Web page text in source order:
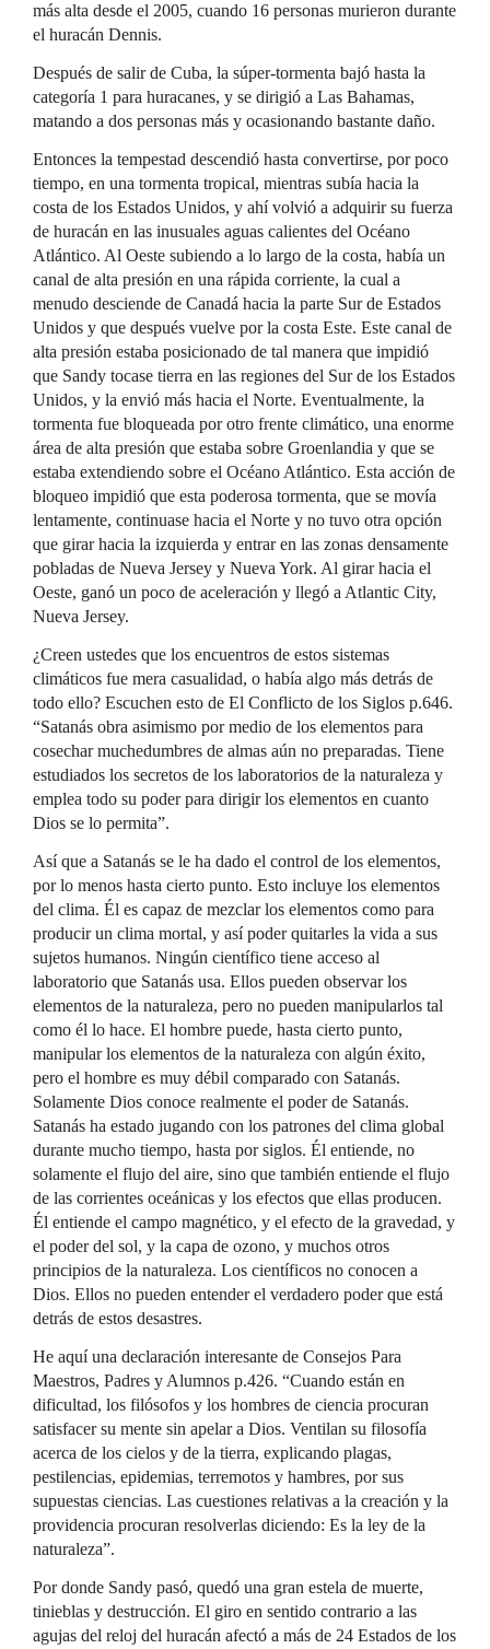
más alta desde el 2005, cuando 16 personas murieron durante
el huracán Dennis.
Después de salir de Cuba, la súper-tormenta bajó hasta la
categoría 1 para huracanes, y se dirigió a Las Bahamas,
matando a dos personas más y ocasionando bastante daño.
Entonces la tempestad descendió hasta convertirse, por poco
tiempo, en una tormenta tropical, mientras subía hacia la
costa de los Estados Unidos, y ahí volvió a adquirir su fuerza
de huracán en las inusuales aguas calientes del Océano
Atlántico. Al Oeste subiendo a lo largo de la costa, había un
canal de alta presión en una rápida corriente, la cual a
menudo desciende de Canadá hacia la parte Sur de Estados
Unidos y que después vuelve por la costa Este. Este canal de
alta presión estaba posicionado de tal manera que impidió
que Sandy tocase tierra en las regiones del Sur de los Estados
Unidos, y la envió más hacia el Norte. Eventualmente, la
tormenta fue bloqueada por otro frente climático, una enorme
área de alta presión que estaba sobre Groenlandia y que se
estaba extendiendo sobre el Océano Atlántico. Esta acción de
bloqueo impidió que esta poderosa tormenta, que se movía
lentamente, continuase hacia el Norte y no tuvo otra opción
que girar hacia la izquierda y entrar en las zonas densamente
pobladas de Nueva Jersey y Nueva York. Al girar hacia el
Oeste, ganó un poco de aceleración y llegó a Atlantic City,
Nueva Jersey.
¿Creen ustedes que los encuentros de estos sistemas
climáticos fue mera casualidad, o había algo más detrás de
todo ello? Escuchen esto de El Conflicto de los Siglos p.646.
“Satanás obra asimismo por medio de los elementos para
cosechar muchedumbres de almas aún no preparadas. Tiene
estudiados los secretos de los laboratorios de la naturaleza y
emplea todo su poder para dirigir los elementos en cuanto
Dios se lo permita”.
Así que a Satanás se le ha dado el control de los elementos,
por lo menos hasta cierto punto. Esto incluye los elementos
del clima. Él es capaz de mezclar los elementos como para
producir un clima mortal, y así poder quitarles la vida a sus
sujetos humanos. Ningún científico tiene acceso al
laboratorio que Satanás usa. Ellos pueden observar los
elementos de la naturaleza, pero no pueden manipularlos tal
como él lo hace. El hombre puede, hasta cierto punto,
manipular los elementos de la naturaleza con algún éxito,
pero el hombre es muy débil comparado con Satanás.
Solamente Dios conoce realmente el poder de Satanás.
Satanás ha estado jugando con los patrones del clima global
durante mucho tiempo, hasta por siglos. Él entiende, no
solamente el flujo del aire, sino que también entiende el flujo
de las corrientes oceánicas y los efectos que ellas producen.
Él entiende el campo magnético, y el efecto de la gravedad, y
el poder del sol, y la capa de ozono, y muchos otros
principios de la naturaleza. Los científicos no conocen a
Dios. Ellos no pueden entender el verdadero poder que está
detrás de estos desastres.
He aquí una declaración interesante de Consejos Para
Maestros, Padres y Alumnos p.426. “Cuando están en
dificultad, los filósofos y los hombres de ciencia procuran
satisfacer su mente sin apelar a Dios. Ventilan su filosofía
acerca de los cielos y de la tierra, explicando plagas,
pestilencias, epidemias, terremotos y hambres, por sus
supuestas ciencias. Las cuestiones relativas a la creación y la
providencia procuran resolverlas diciendo: Es la ley de la
naturaleza”.
Por donde Sandy pasó, quedó una gran estela de muerte,
tinieblas y destrucción. El giro en sentido contrario a las
agujas del reloj del huracán afectó a más de 24 Estados de los